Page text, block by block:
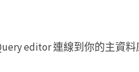
editor 連線到你的主資